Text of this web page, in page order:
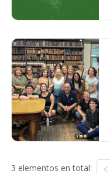
3 elementos en total: